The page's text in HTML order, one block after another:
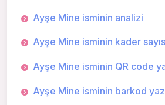
Ayşe Mine isminin analizi
Ayşe Mine isminin kader
Ayşe Mine isminin QR code
Ayşe Mine isminin barkod